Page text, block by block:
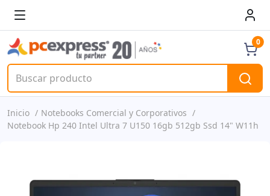
0
Inicio
Notebooks Comercial y Corporativos
Notebook Hp 240 Intel Ultra 7 U150 16gb 512gb Ssd 14" W11h